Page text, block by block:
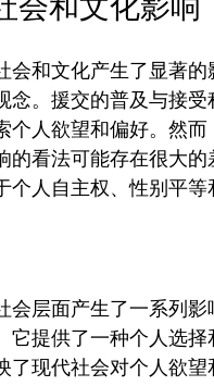
会和文化产生了显著
念。援交的普及与接
个人欲望和偏好。然
的看法可能存在很大
会层面产生了一系列
它提供了一种个人选
了现代社会对个人欲